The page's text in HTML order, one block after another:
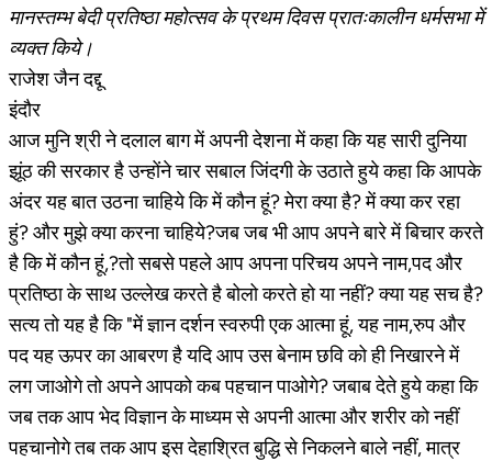
मानस्तम्भ बेदी प्रतिष्ठा महोत्सव के प्रथम दिवस प्रातःकालीन धर्मसभा में
व्यक्त किये।
राजेश जैन दद्दू
इंदौर
आज मुनि श्री ने दलाल बाग में अपनी देशना में कहा कि यह सारी दुनिया
झूंठ की सरकार है उन्होंने चार सबाल जिंदगी के उठाते हुये कहा कि आपके
अंदर यह बात उठना चाहिये कि में कौन हूं? मेरा क्या है? में क्या कर रहा
हुं? और मुझे क्या करना चाहिये?जब जब भी आप अपने बारे में बिचार करते
है कि में कौन हूं,?तो सबसे पहले आप अपना परिचय अपने नाम,पद और
प्रतिष्ठा के साथ उल्लेख करते है बोलो करते हो या नहीं? क्या यह सच है?
सत्य तो यह है कि "में ज्ञान दर्शन स्वरुपी एक आत्मा हूं, यह नाम,रुप और
पद यह ऊपर का आबरण है यदि आप उस बेनाम छवि को ही निखारने में
लग जाओगे तो अपने आपको कब पहचान पाओगे? जबाब देते हुये कहा कि
जब तक आप भेद विज्ञान के माध्यम से अपनी आत्मा और शरीर को नहीं
पहचानोगे तब तक आप इस देहाश्रित बुद्धि से निकलने बाले नहीं, मात्र